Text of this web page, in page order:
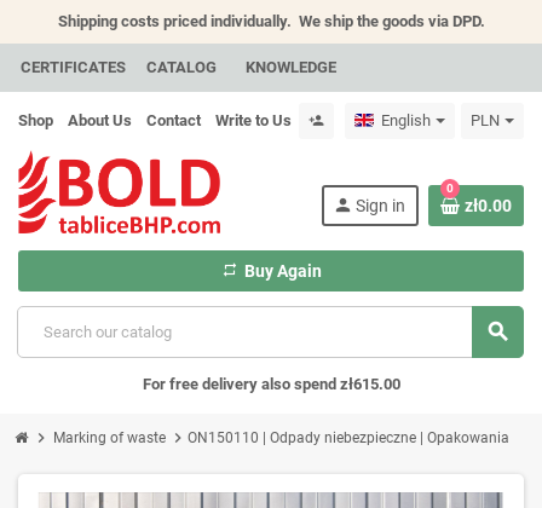
Shipping costs priced individually. We ship the goods via DPD.
CERTIFICATES CATALOG KNOWLEDGE
Shop About Us Contact Write to Us person_add English PLN
search
person Sign in
repeat Buy Again
0
zł0.00
For free delivery also spend zł615.00
chevron_right Marking of waste chevron_right ON150110 | Odpady niebezpieczne | Opakowania